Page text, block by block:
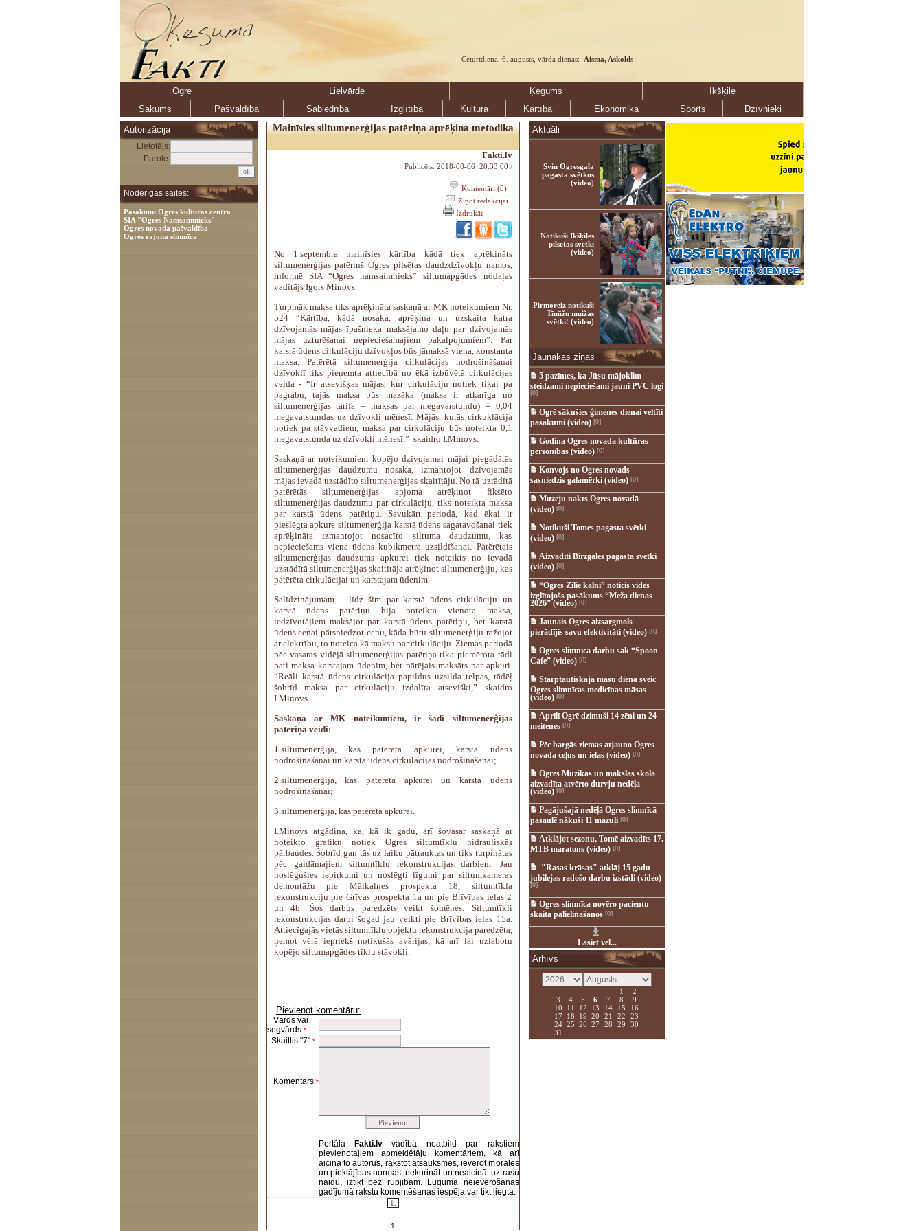
Ceturtdiena, 6. augusts, vārda dienas: Aisma, Askolds
Ogre Lielvārde Ķegums
Ikšķile
Sākums
Pašvaldība Sabiedrība Izglītība Kultūra Kārtība Ekonomika Sports
Dzīvnieki
Autorizācija
Lietotājs:
Parole:
Noderīgas saites:
Pasākumi Ogres kultūras centrā
SIA "Ogres Namsaimnieks"
Ogres novada pašvaldība
Ogres rajona slimnīca
Mainīsies siltumenerģijas patēriņa aprēķina metodika
Fakti.lv
Publicēts: 2018-08-06 20:33:00 /
Komentāri (0)
Ziņot redakcijai
Izdrukāt
No 1.septembra mainīsies kārtība kādā tiek aprēķināts
siltumenerģijas patēriņš Ogres pilsētas daudzdzīvokļu namos,
informē SIA “Ogres namsaimnieks” siltumapgādes nodaļas
vadītājs Igors Minovs.
Turpmāk maksa tiks aprēķināta saskaņā ar MK noteikumiem Nr.
524 “Kārtība, kādā nosaka, aprēķina un uzskaita katra
dzīvojamās mājas īpašnieka maksājamo daļu par dzīvojamās
mājas uzturēšanai nepieciešamajiem pakalpojumiem”. Par
karstā ūdens cirkulāciju dzīvokļos būs jāmaksā viena, konstanta
maksa. Patērētā siltumenerģija cirkulācijas nodrošināšanai
dzīvoklī tiks pieņemta attiecībā no ēkā izbūvētā cirkulācijas
veida - “Ir atsevišķas mājas, kur cirkulāciju notiek tikai pa
pagrabu, tajās maksa būs mazāka (maksa ir atkarīga no
siltumenerģijas tarifa – maksas par megavarstundu) – 0,04
megavatstundas uz dzīvokli mēnesī. Mājās, kurās cirkuklācija
notiek pa stāvvadiem, maksa par cirkulāciju būs noteikta 0,1
megavatstunda uz dzīvokli mēnesī,” skaidro I.Minovs.
Saskaņā ar noteikumiem kopējo dzīvojamai mājai piegādātās
siltumenerģijas daudzumu nosaka, izmantojot dzīvojamās
mājas ievadā uzstādīto siltumenerģijas skaitītāju. No tā uzrādītā
patērētās siltumenerģijas apjoma atrēķinot fiksēto
siltumenerģijas daudzumu par cirkulāciju, tiks noteikta maksa
par karstā ūdens patēriņu. Savukārt periodā, kad ēkai ir
pieslēgta apkure siltumenerģija karstā ūdens sagatavošanai tiek
aprēķināta izmantojot nosacīto siltuma daudzumu, kas
nepieciešams viena ūdens kubikmetra uzsildīšanai. Patērētais
siltumenerģijas daudzums apkurei tiek noteikts no ievadā
uzstādītā siltumenerģijas skaitītāja atrēķinot siltumenerģiju, kas
patērēta cirkulācijai un karstajam ūdenim.
Salīdzinājumam – līdz šim par karstā ūdens cirkulāciju un
karstā ūdens patēriņu bija noteikta vienota maksa,
iedzīvotājiem maksājot par karstā ūdens patēriņu, bet karstā
ūdens cenai pārsniedzot cenu, kāda būtu siltumenerģiju ražojot
ar elektrību, to noteica kā maksu par cirkulāciju. Ziemas periodā
pēc vasaras vidējā siltumenerģijas patēriņa tika piemērota tādi
pati maksa karstajam ūdenim, bet pārējais maksāts par apkuri.
“Reāli karstā ūdens cirkulācija papildus uzsilda telpas, tādēļ
šobrīd maksa par cirkulāciju izdalīta atsevišķi,” skaidro
I.Minovs.
Saskaņā ar MK noteikumiem, ir šādi siltumenerģijas
patēriņa veidi:
1.siltumenerģija, kas patērēta apkurei, karstā ūdens
nodrošināšanai un karstā ūdens cirkulācijas nodrošināšanai;
2.siltumenerģija, kas patērēta apkurei un karstā ūdens
nodrošināšanai;
3.siltumenerģija, kas patērēta apkurei.
I.Minovs atgādina, ka, kā ik gadu, arī šovasar saskaņā ar
noteikto grafiku notiek Ogres siltumtīklu hidrauliskās
pārbaudes. Šobrīd gan tās uz laiku pātrauktas un tiks turpinātas
pēc gaidāmajiem siltumtīklu rekonstrukcijas darbiem. Jau
noslēgušies iepirkumi un noslēgti līgumi par siltumkameras
demontāžu pie Mālkalnes prospekta 18, siltumtīkla
rekonstrukciju pie Grīvas prospekta 1a un pie Brīvības ielas 2
un 4b. Šos darbus paredzēts veikt šomēnes. Siltumtīkli
rekonstrukcijas darbi šogad jau veikti pie Brīvības ielas 15a.
Attiecīgajās vietās siltumtīklu objektu rekonstrukcija paredzēta,
ņemot vērā iepriekš notikušās avārijas, kā arī lai uzlabotu
kopējo siltumapgādes tīklu stāvokli.
Pievienot komentāru:
Vārds vai
segvārds:*
Skaitlis "7":*
Komentārs:*
Portāla Fakti.lvvadība neatbild par rakstiem
pievienotajiem apmeklētāju komentāriem, kā arī
aicina to autorus, rakstot atsauksmes, ievērot morāles
un pieklājības normas, nekurināt un neaicināt uz rasu
naidu, iztikt bez rupjībām. Lūguma neievērošanas
gadījumā rakstu komentēšanas iespēja var tikt liegta.
1.
1
Aktuāli
Svin Ogresgala
pagasta svētkus
(video)
Notikuši Ikšķiles
pilsētas svētki
(video)
Pirmoreiz notikuši
Tīnūžu muižas
svētki! (video)
Jaunākās ziņas
5 pazīmes, ka Jūsu mājoklim
steidzami nepieciešami jauni PVC logi
[0]
Ogrē sākušies ģimenes dienai veltīti
pasākumi (video)[0]
Godina Ogres novada kultūras
personības (video)[0]
Konvojs no Ogres novads
sasniedzis galamērķi (video)[0]
Muzeju nakts Ogres novadā
(video)[0]
Notikuši Tomes pagasta svētki
(video)[0]
Aizvadīti Birzgales pagasta svētki
(video)[0]
“Ogres Zilie kalni” noticis vides
izglītojošs pasākums “Meža dienas
2026” (video)[0]
Jaunais Ogres aizsargmols
pierādījis savu efektivitāti (video)[0]
Ogres slimnīcā darbu sāk “Spoon
Cafe” (video)[0]
Starptautiskajā māsu dienā sveic
Ogres slimnīcas medicīnas māsas
(video)[0]
Aprīlī Ogrē dzimuši 14 zēni un 24
meitenes [0]
Pēc bargās ziemas atjauno Ogres
novada ceļus un ielas (video)[0]
Ogres Mūzikas un mākslas skolā
aizvadīta atvērto durvju nedēļa
(video)[0]
Pagājušajā nedēļā Ogres slimnīcā
pasaulē nākuši 11 mazuļi[0]
Atklājot sezonu, Tomē aizvadīts 17.
MTB maratons (video)[0]
"Rasas krāsas" atklāj 15 gadu
jubilejas radošo darbu izstādi (video)
[0]
Ogres slimnīca novēro pacientu
skaita palielināšanos [0]
Lasiet vēl...
Arhīvs
1
2
3
4 5 6 7 8
9
10
11 12 13 14 15
16
17
18 19 20 21 22
23
24 25 26 27 28 29
30
31